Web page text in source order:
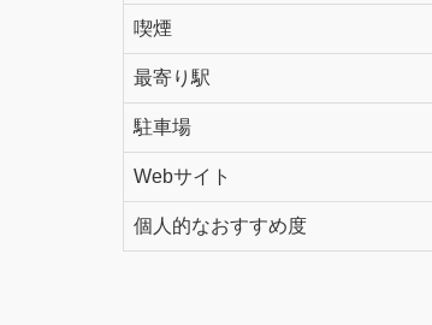
喫煙
最寄り駅
駐車場
Webサイト
個人的なおすすめ度